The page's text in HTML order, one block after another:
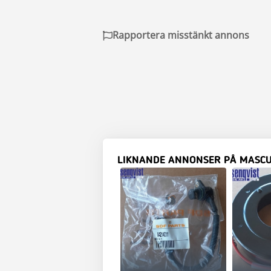
Rapportera misstänkt annons
LIKNANDE ANNONSER PÅ